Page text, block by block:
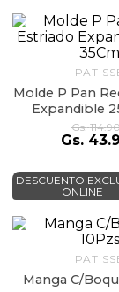
Molde P Pan
Expandible
Gs. 114.
Gs. 43.
DESCUENTO
ONLINE
Manga C/
9.
almohada